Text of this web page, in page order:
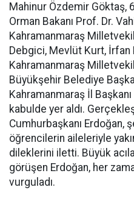
Mahinur Özdemir Göktaş,
Orman Bakanı Prof. Dr.
Kahramanmaraş
Debgici, Mevlüt Kurt,
Kahramanmaraş
Büyükşehir Belediye
Kahramanmaraş İl
kabulde yer aldı.
Cumhurbaşkanı Erdoğan,
öğrencilerin aileleriyle
dileklerini iletti. Büyük
görüşen Erdoğan, her
vurguladı.